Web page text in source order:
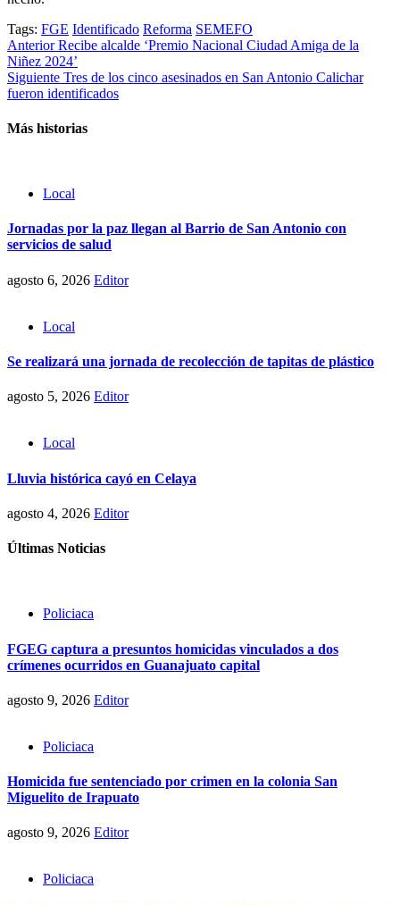
Tags: FGE Identificado Reforma SEMEFO
Post
navigation
AnteriorRecibe alcalde ‘Premio Nacional Ciudad Amiga de la
Niñez 2024’
Siguiente Tres de los cinco asesinados en San Antonio Calichar
fueron identificados
Más historias
Local
Jornadas por la paz llegan al Barrio de San Antonio con
servicios de salud
agosto 6, 2026 Editor
Local
Se realizará una jornada de recolección de tapitas de plástico
agosto 5, 2026 Editor
Local
Lluvia histórica cayó en Celaya
agosto 4, 2026 Editor
Últimas Noticias
Policiaca
FGEG captura a presuntos homicidas vinculados a dos
crímenes ocurridos en Guanajuato capital
agosto 9, 2026 Editor
Policiaca
Homicida fue sentenciado por crimen en la colonia San
Miguelito de Irapuato
agosto 9, 2026 Editor
Policiaca